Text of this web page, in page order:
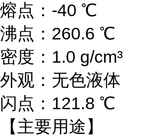
熔点：-40 ℃
沸点：260.6 ℃
密度：1.0 g/cm³
外观：无色液体
闪点：121.8 ℃
【主要用途】